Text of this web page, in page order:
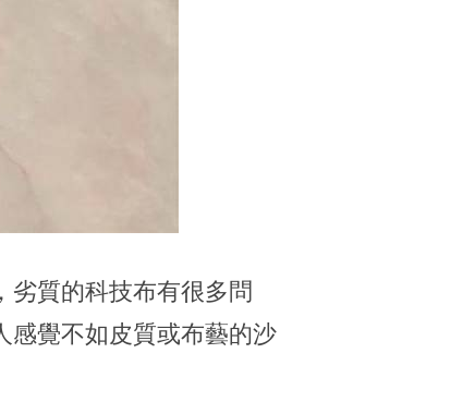
劣質的科技布有很多問
感覺不如皮質或布藝的沙